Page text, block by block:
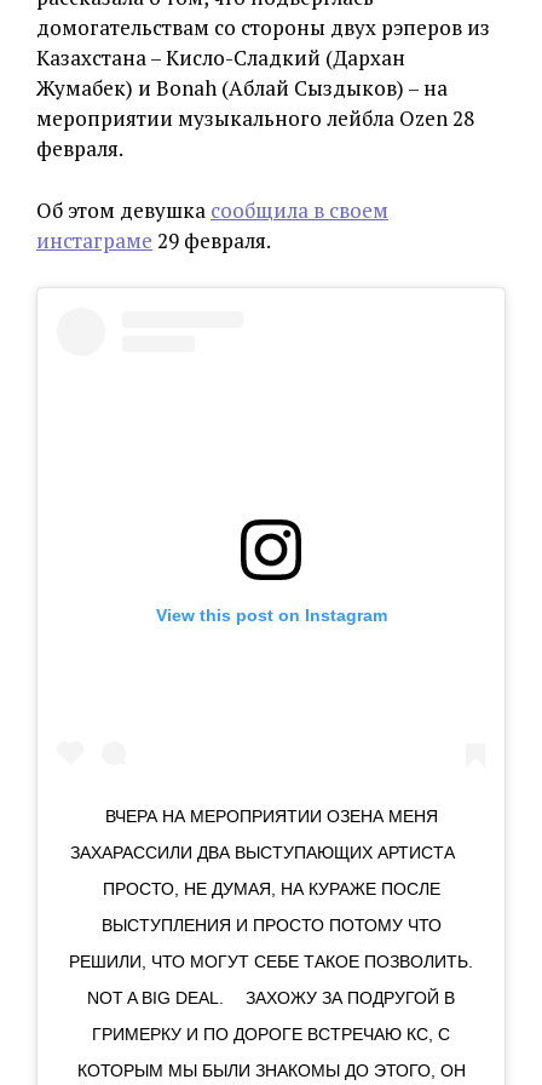
домогательствам со стороны двух рэперов из
Казахстана – Кисло-Сладкий (Дархан
Жумабек) и Bonah (Аблай Сыздыков) – на
мероприятии музыкального лейбла Ozen 28
февраля.
Об этом девушка сообщила в своем
инстаграме 29 февраля.
View this post on Instagram
ВЧЕРА НА МЕРОПРИЯТИИ ОЗЕНА МЕНЯ
ЗАХАРАССИЛИ ДВА ВЫСТУПАЮЩИХ АРТИСТА ⠀
ПРОСТО, НЕ ДУМАЯ, НА КУРАЖЕ ПОСЛЕ
ВЫСТУПЛЕНИЯ И ПРОСТО ПОТОМУ ЧТО
РЕШИЛИ, ЧТО МОГУТ СЕБЕ ТАКОЕ ПОЗВОЛИТЬ.
NOT A BIG DEAL. ⠀ ЗАХОЖУ ЗА ПОДРУГОЙ В
ГРИМЕРКУ И ПО ДОРОГЕ ВСТРЕЧАЮ КС, С
КОТОРЫМ МЫ БЫЛИ ЗНАКОМЫ ДО ЭТОГО, ОН